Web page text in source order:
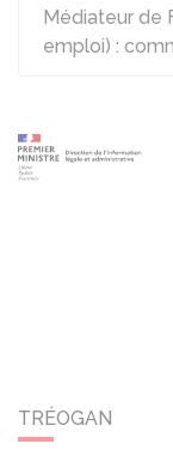
Médiateur de
emploi) :
TRÉOGAN